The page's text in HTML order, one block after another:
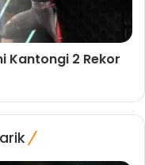
Kantongi 2 Rekor